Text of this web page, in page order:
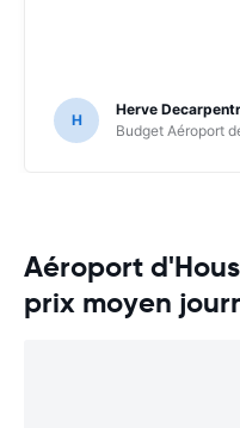
H
Herve
Budget Aéroport
Aéroport
prix moyen